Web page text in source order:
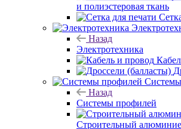
и полиэстеровая ткань
Назад
Электротехника
Назад
Системы профилей
Строительный